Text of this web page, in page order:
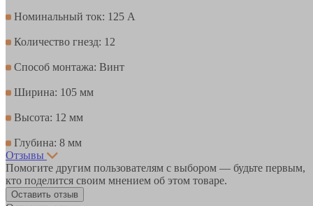
Номинальный ток: 125 А
Количество гнезд: 12
Способ монтажа: Винт
Ширина: 105 мм
Высота: 12 мм
Глубина: 8 мм
Отзывы
Помогите другим пользователям с выбором — будьте первым,
кто поделится своим мнением об этом товаре.
Оставить отзыв